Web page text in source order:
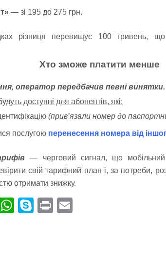
— зі 195 до 275 грн.
різниця перевищує 100 гривень,
Хто зможе платити менше
оператор передбачив певні винятки.
доступні для абонентів, які:
(прив’язали номер до
послугою перенесення номера від
— черговий сигнал, що мобільний
свій тарифний план і, за потреби,
отримати знижку.
Vi
W
S
Pr